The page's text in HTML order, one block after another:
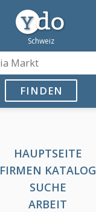
FINDEN
HAUPTSEITE
FIRMEN KATALOG
SUCHE
ARBEIT